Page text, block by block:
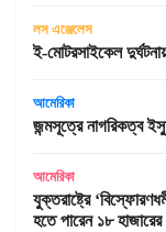
লস এঞ্জেলেস
ই-মোটরসাইকেল
আমেরিকা
জন্মসূত্রে নাগরিকত্ব
আমেরিকা
যুক্তরাষ্ট্রে
হতে পারেন ১৮ হাজারের